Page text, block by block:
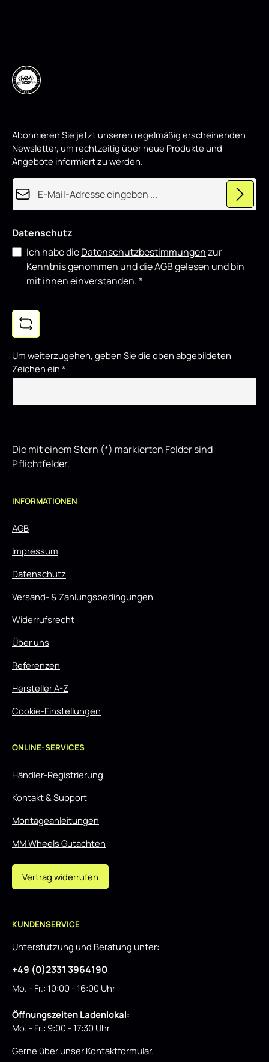
Abonnieren Sie jetzt unseren regelmäßig erscheinenden
Newsletter, um rechtzeitig über neue Produkte und
Angebote informiert zu werden.
E-Mail-Adresse*
Datenschutz
Ich habe dieDatenschutzbestimmungenzur
Kenntnis genommen und dieAGBgelesen und bin
mit ihnen einverstanden.*
Um weiterzugehen, geben Sie die oben abgebildeten
Zeichen ein *
Die mit einem Stern (*) markierten Felder sind
Pflichtfelder.
INFORMATIONEN
AGB
Impressum
Datenschutz
Versand- & Zahlungsbedingungen
Widerrufsrecht
Über uns
Referenzen
Hersteller A-Z
Cookie-Einstellungen
ONLINE-SERVICES
Händler-Registrierung
Kontakt & Support
Montageanleitungen
MM Wheels Gutachten
Vertrag widerrufen
KUNDENSERVICE
Unterstützung und Beratung unter:
+49 (0)2331 3964190
Mo. - Fr.: 10:00 - 16:00 Uhr
Öffnungszeiten Ladenlokal:
Mo. - Fr.: 9:00 - 17:30 Uhr
Gerne über unser Kontaktformular.